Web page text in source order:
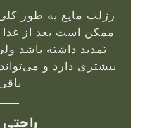
رژلب مایع به طور
ممکن است بعد از غذا
تمدید داشته باشد
بیشتری دارد و